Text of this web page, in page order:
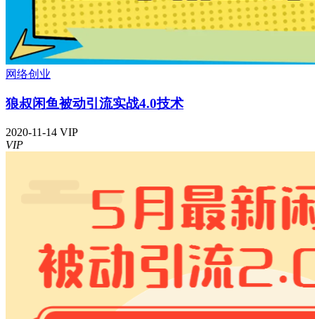
网络创业
狼叔闲鱼被动引流实战4.0技术
2020-11-14 VIP
VIP